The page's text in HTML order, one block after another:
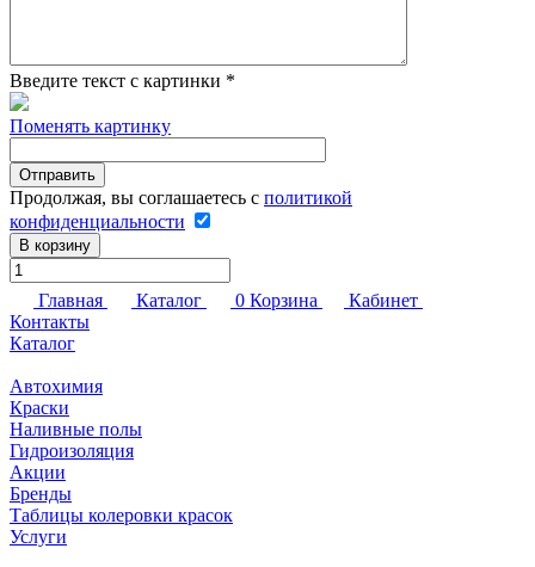
Введите текст с картинки *
Поменять картинку
Продолжая, вы соглашаетесь с политикой
конфиденциальности
В корзину
Главная Каталог 0 Корзина
Кабинет
Контакты
Каталог
Автохимия
Краски
Наливные полы
Гидроизоляция
Акции
Бренды
Таблицы колеровки красок
Услуги